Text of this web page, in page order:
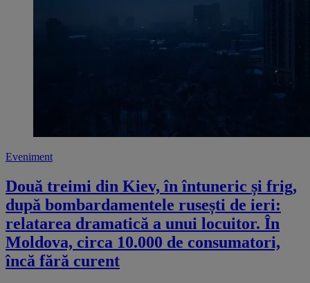
Eveniment
Două treimi din Kiev, în întuneric și frig,
după bombardamentele rusești de ieri:
relatarea dramatică a unui locuitor. În
Moldova, circa 10.000 de consumatori,
încă fără curent